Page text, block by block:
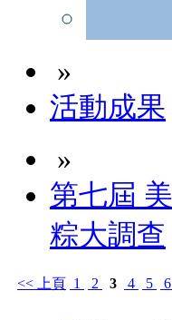
»
活動成果
»
第七屆
粽大調查
<< 上頁 1 2 3 4 5 6